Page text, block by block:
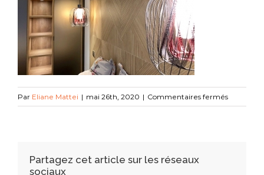
Par Eliane Mattei | mai 26th, 2020 | Commentaires ferméssur
12
Partagez cet article sur les réseaux
sociaux